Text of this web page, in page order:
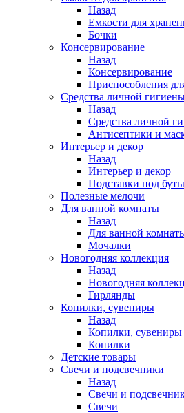
Назад
Емкости для
Бочки
Консервирование
Назад
Консервирование
Приспособления
Средства личной
Назад
Средства личной
Антисептики и
Интерьер и декор
Назад
Интерьер и декор
Подставки под
Полезные мелочи
Для ванной комнаты
Назад
Для ванной
Мочалки
Новогодняя коллекция
Назад
Новогодняя
Гирлянды
Копилки, сувениры
Назад
Копилки, сувениры
Копилки
Детские товары
Свечи и подсвечники
Назад
Свечи и
Свечи